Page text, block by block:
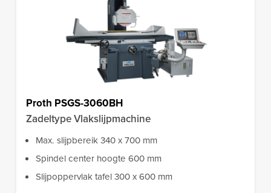
Proth PSGS-3060BH
Zadeltype Vlakslijpmachine
Max. slijpbereik 340 x 700 mm
Spindel center hoogte 600 mm
Slijpoppervlak tafel 300 x 600 mm